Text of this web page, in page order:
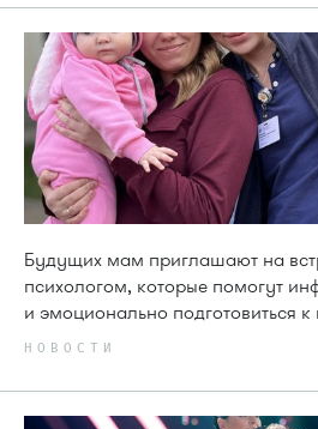
Будущих мам приглашают на
психологом, которые помогут
и эмоционально подготовиться
НОВОСТИ